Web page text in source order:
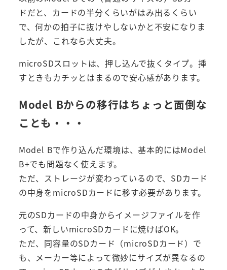
ドだと、カードの半分くらいがはみ出るくらい
で、何かの拍子に抜けやしないかと不安になりま
したが、これなら大丈夫。
microSDスロットは、押し込んで抜くタイプ。挿
すときもカチッとはまるので安心感があります。
Model Bからの移行はちょっと面倒な
ことも・・・
Model Bで作り込んだ環境は、基本的にはModel
B+でも問題なく使えます。
ただ、ストレージが変わっているので、SDカード
の中身をmicroSDカードに移す必要があります。
元のSDカードの中身からイメージファイルを作
って、新しいmicroSDカードに焼けばOK。
ただ、同容量のSDカード（microSDカード）で
も、メーカー等によって微妙にサイズが異なるの